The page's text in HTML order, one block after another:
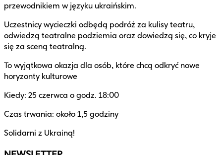
przewodnikiem w języku ukraińskim.
Uczestnicy wycieczki odbędą podróż za kulisy teatru,
odwiedzą teatralne podziemia oraz dowiedzą się, co kryje
się za sceną teatralną.
To wyjątkowa okazja dla osób, które chcą odkryć nowe
horyzonty kulturowe
Kiedy: 25 czerwca o godz. 18:00
Czas trwania: około 1,5 godziny
Solidarni z Ukrainą!